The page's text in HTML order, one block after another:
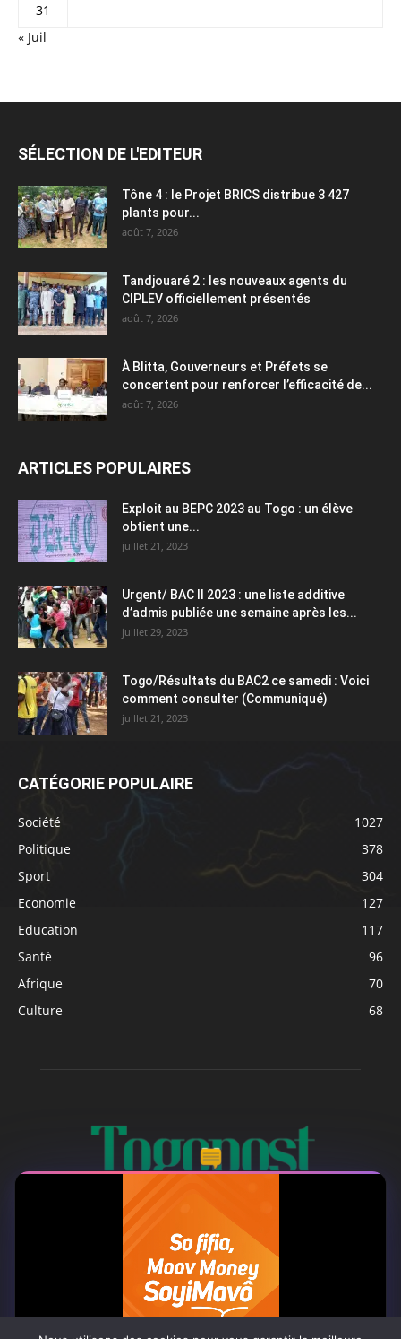
31
« Juil
SÉLECTION DE L'EDITEUR
Tône 4 : le Projet BRICS distribue 3 427
plants pour...
août 7, 2026
Tandjouaré 2 : les nouveaux agents du
CIPLEV officiellement présentés
août 7, 2026
À Blitta, Gouverneurs et Préfets se
concertent pour renforcer l’efficacité de...
août 7, 2026
ARTICLES POPULAIRES
Exploit au BEPC 2023 au Togo : un élève
obtient une...
juillet 21, 2023
Urgent/ BAC II 2023 : une liste additive
d’admis publiée une semaine après les...
juillet 29, 2023
Togo/Résultats du BAC2 ce samedi : Voici
comment consulter (Communiqué)
juillet 21, 2023
CATÉGORIE POPULAIRE
Société
1027
Politique
378
Sport
304
Economie
127
Education
117
Santé
96
Afrique
70
Culture
68
À PROPOS
Togo Post est un site d'information en ligne ...